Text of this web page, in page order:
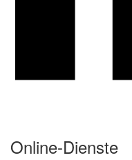
Online-Dienste